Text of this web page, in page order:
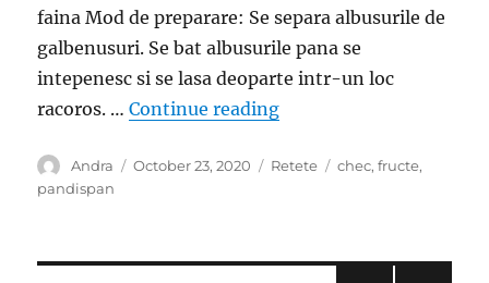
faina Mod de preparare: Se separa albusurile de
galbenusuri. Se bat albusurile pana se
intepenesc si se lasa deoparte intr-un loc
racoros. …Continue reading“Pandispan in valuri
Author
Andra
Posted
October 23, 2020 Categories
Retete Tags
chec,fructe,
pandispan